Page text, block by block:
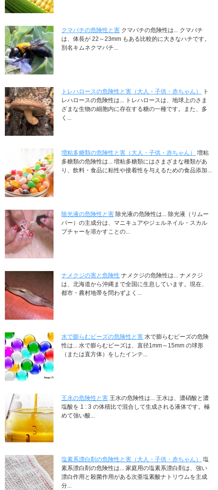
クマバチの危険性と害 クマバチの危険性は... クマバチ
は、体長が 22～23mm もある比較的に大きなハチです。
別名キムネクマバチ...
トレハロースの危険性と害（大人・子供・赤ちゃん）
ト
レハロースの危険性は... トレハロースは、地球上のさま
ざまな生物の細胞内に存在する糖の一種です。また、多
く...
増粘多糖類の危険性と害（大人・子供・赤ちゃん）
増粘
多糖類の危険性は... 増粘多糖類にはさまざまな種類があ
り、飲料・食品に粘性や接着性を与えるための食品添加...
除光液の危険性と害 除光液の危険性は... 除光液（リムー
バー）の主成分は、マニキュアやジェルネイル・スカル
プチャーを溶かすことの...
ナメクジの害と危険性 ナメクジの危険性は... ナメクジ
は、北海道から沖縄まで全国に生息しています。現在、
都市・農村地帯を問わずよく...
水で膨らむビーズの危険性と害 水で膨らむビーズの危険
性は... 水で膨らむビーズは、直径1mm～15mm の球形
（または直方体）をしたインテ...
王水の危険性と害 王水の危険性は... 王水は、濃硝酸と濃
塩酸を 1 : 3 の体積比で混合して生成される液体です。極
めて強い酸...
塩素系漂白剤の危険性と害（大人・子供・赤ちゃん）
塩
素系漂白剤の危険性は... 家庭用の塩素系漂白剤は、強い
漂白作用と殺菌作用がある次亜塩素酸ナトリウムを主成
分...